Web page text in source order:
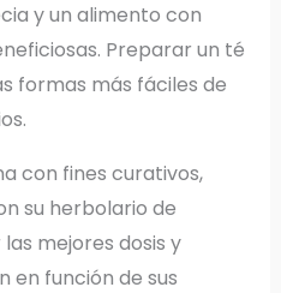
y un alimento con
Preparar un té
formas más fáciles de
con fines curativos,
su herbolario de
mejores dosis y
en función de sus